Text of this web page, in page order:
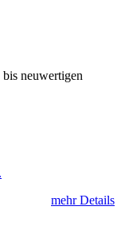
neuwertigen
mehr Details